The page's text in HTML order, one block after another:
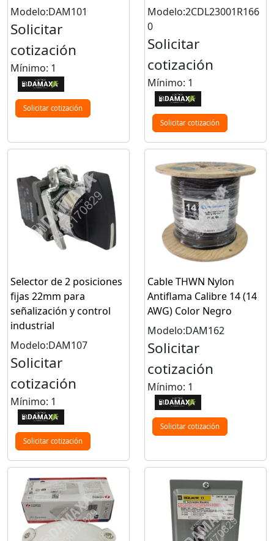
Modelo:DAM101
Solicitar
cotización
Mínimo: 1
Solicitar cotización
Modelo:2CDL23001R166
0
Solicitar
cotización
Mínimo: 1
Solicitar cotización
Selector de 2 posiciones
fijas 22mm para
señalización y control
industrial
Modelo:DAM107
Solicitar
cotización
Mínimo: 1
Solicitar cotización
Cable THWN Nylon
Antiflama Calibre 14 (14
AWG) Color Negro
Modelo:DAM162
Solicitar
cotización
Mínimo: 1
Solicitar cotización